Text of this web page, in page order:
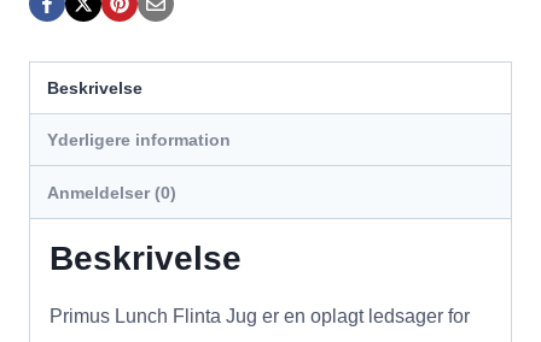
Beskrivelse
Yderligere information
Anmeldelser (0)
Beskrivelse
Primus Lunch Flinta Jug er en oplagt ledsager for